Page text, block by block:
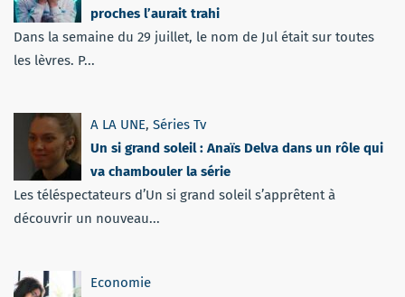
proches l’aurait trahi
Dans la semaine du 29 juillet, le nom de Jul était sur toutes
les lèvres. P...
A LA UNE, Séries Tv
Un si grand soleil : Anaïs Delva dans un rôle qui
va chambouler la série
Les téléspectateurs d’Un si grand soleil s’apprêtent à
découvrir un nouveau...
Economie